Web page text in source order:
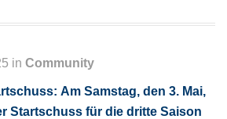
in Community
Am Samstag, den 3. Mai,
Startschuss für die dritte Saison